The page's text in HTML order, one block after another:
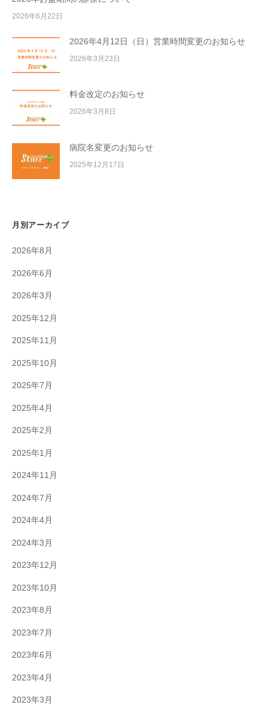
2026年6月22日
2026年4月12日（日）営業時間変更のお知らせ
2026年3月23日
料金改定のお知らせ
2026年3月8日
病院名変更のお知らせ
2025年12月17日
月別アーカイブ
2026年8月
2026年6月
2026年3月
2025年12月
2025年11月
2025年10月
2025年7月
2025年4月
2025年2月
2025年1月
2024年11月
2024年7月
2024年4月
2024年3月
2023年12月
2023年10月
2023年8月
2023年7月
2023年6月
2023年4月
2023年3月